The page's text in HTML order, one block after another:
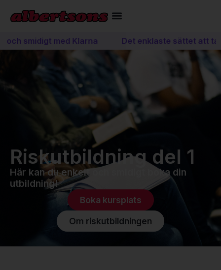
smidigt med Klarna Det enklaste sättet att ta
Riskutbildning del 1
Här kan du enkelt och smidigt boka din
utbildning!
Boka kursplats
Om riskutbildningen